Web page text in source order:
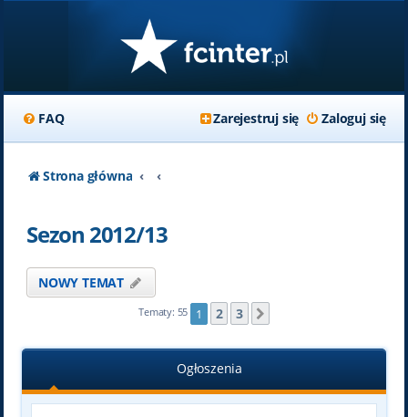
FAQ Zaloguj się
Zarejestruj się
Strona główna
Sezon 2012/13
NOWY TEMAT
Tematy: 55 1 2 3
Ogłoszenia